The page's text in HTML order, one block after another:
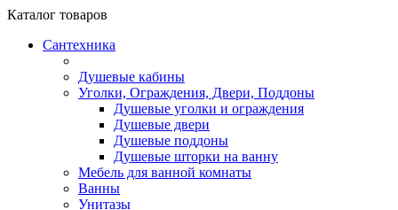
Каталог товаров
Сантехника
Душевые кабины
Уголки, Ограждения, Двери, Поддоны
Душевые уголки и ограждения
Душевые двери
Душевые поддоны
Душевые шторки на ванну
Мебель для ванной комнаты
Ванны
Унитазы